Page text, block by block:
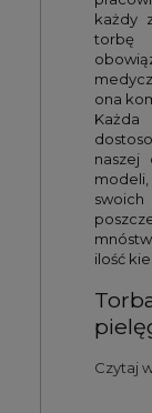
każdy
torbę
ona
naszej
ilość
Czytaj